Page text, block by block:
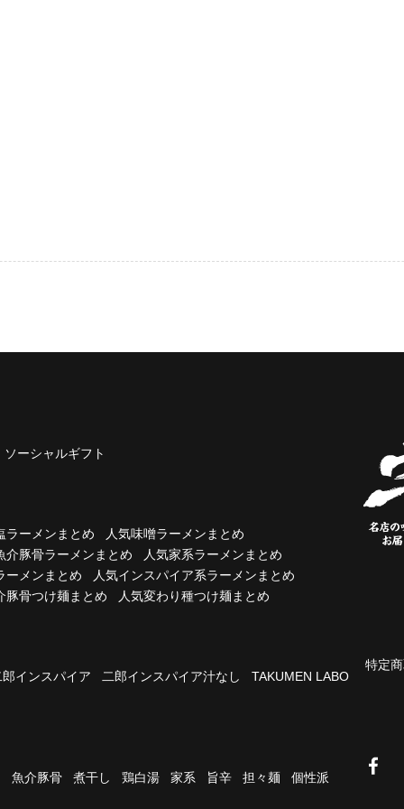
ソーシャルギフト
ラーメンまとめ
人気味噌ラーメンまとめ
介豚骨ラーメンまとめ
人気家系ラーメンまとめ
ーメンまとめ
人気インスパイア系ラーメンまとめ
豚骨つけ麺まとめ
人気変わり種つけ麺まとめ
郎インスパイア 二郎インスパイア汁なし TAKUMEN LABO
魚介豚骨 煮干し 鶏白湯 家系 旨辛 担々麺 個性派
特定